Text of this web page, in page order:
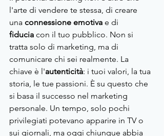
l'arte di vendere te stessa, di creare
una connessione emotiva e di
fiducia con il tuo pubblico. Non si
tratta solo di marketing, ma di
comunicare chi sei realmente. La
chiave è l'autenticità: i tuoi valori, la tua
storia, le tue passioni. È su questo che
si basa il successo nel marketing
personale. Un tempo, solo pochi
privilegiati potevano apparire in TV o
sui giornali, ma oggi chiunque abbia